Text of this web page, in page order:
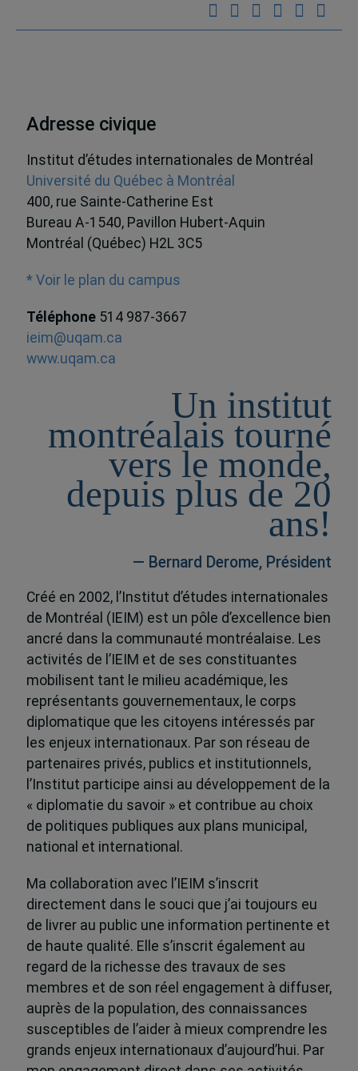
Adresse civique
Institut d’études internationales de Montréal
Université du Québec à Montréal
400, rue Sainte-Catherine Est
Bureau A-1540, Pavillon Hubert-Aquin
Montréal (Québec) H2L 3C5
* Voir le plan du campus
Téléphone 514 987-3667
ieim@uqam.ca
www.uqam.ca
Un institut
montréalais tourné
vers le monde,
depuis plus de 20
ans!
— Bernard Derome, Président
Créé en 2002, l’Institut d’études internationales
de Montréal (IEIM) est un pôle d’excellence bien
ancré dans la communauté montréalaise. Les
activités de l’IEIM et de ses constituantes
mobilisent tant le milieu académique, les
représentants gouvernementaux, le corps
diplomatique que les citoyens intéressés par
les enjeux internationaux. Par son réseau de
partenaires privés, publics et institutionnels,
l’Institut participe ainsi au développement de la
« diplomatie du savoir » et contribue au choix
de politiques publiques aux plans municipal,
national et international.
Ma collaboration avec l’IEIM s’inscrit
directement dans le souci que j’ai toujours eu
de livrer au public une information pertinente et
de haute qualité. Elle s’inscrit également au
regard de la richesse des travaux de ses
membres et de son réel engagement à diffuser,
auprès de la population, des connaissances
susceptibles de l’aider à mieux comprendre les
grands enjeux internationaux d’aujourd’hui. Par